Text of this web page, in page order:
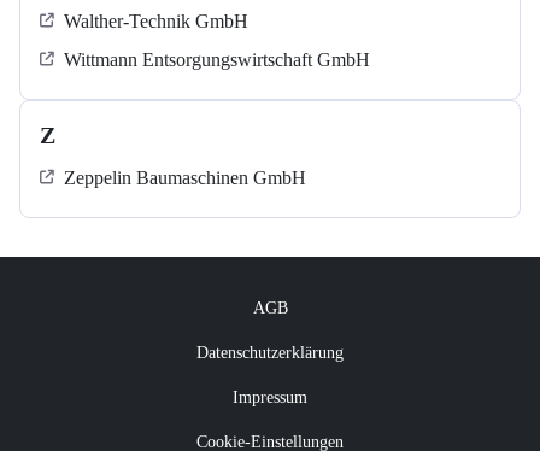
Walther-Technik GmbH
Wittmann Entsorgungswirtschaft GmbH
Z
Zeppelin Baumaschinen GmbH
AGB
Datenschutzerklärung
Impressum
Cookie-Einstellungen